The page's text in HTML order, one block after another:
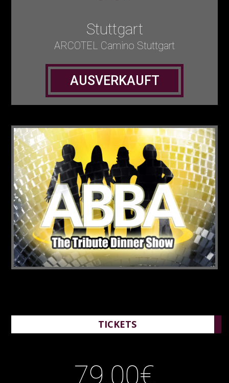
Stuttgart
ARCOTEL Camino Stuttgart
AUSVERKAUFT
TICKETS
79.00€